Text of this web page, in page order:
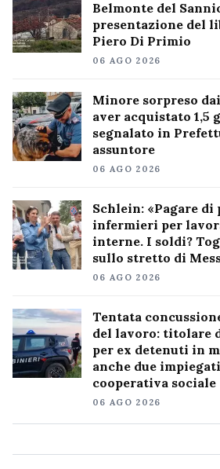
Belmonte del
presentazione del
Piero Di Primio
06 AGO 2026
Minore sorpreso
aver acquistato 1,5
segnalato in
assuntore
06 AGO 2026
Schlein: «Pagare di
infermieri per
interne. I soldi?
sullo stretto di
06 AGO 2026
Tentata
del lavoro: titolare
per ex detenuti in
anche due
cooperativa sociale
06 AGO 2026